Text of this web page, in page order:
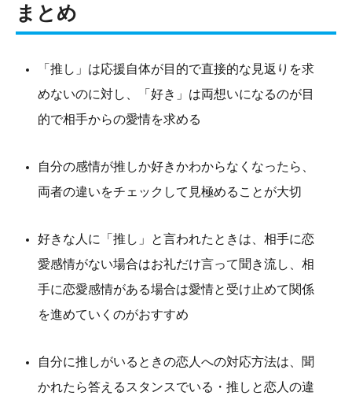
まとめ
「推し」は応援自体が目的で直接的な見返りを求
めないのに対し、「好き」は両想いになるのが目
的で相手からの愛情を求める
自分の感情が推しか好きかわからなくなったら、
両者の違いをチェックして見極めることが大切
好きな人に「推し」と言われたときは、相手に恋
愛感情がない場合はお礼だけ言って聞き流し、相
手に恋愛感情がある場合は愛情と受け止めて関係
を進めていくのがおすすめ
自分に推しがいるときの恋人への対応方法は、聞
かれたら答えるスタンスでいる・推しと恋人の違